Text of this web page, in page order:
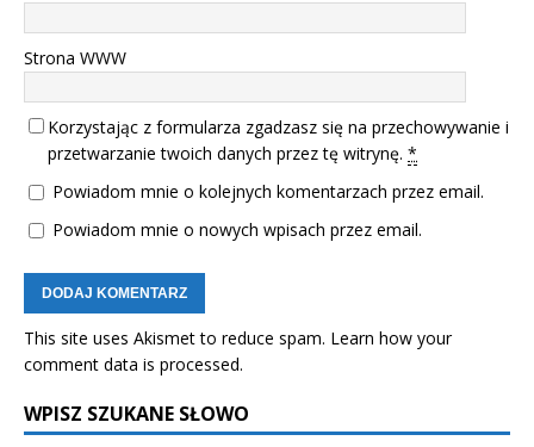
Strona WWW
Korzystając z formularza zgadzasz się na przechowywanie i
przetwarzanie twoich danych przez tę witrynę. *
Powiadom mnie o kolejnych komentarzach przez email.
Powiadom mnie o nowych wpisach przez email.
This site uses Akismet to reduce spam. Learn how your
comment data is processed.
WPISZ SZUKANE SŁOWO